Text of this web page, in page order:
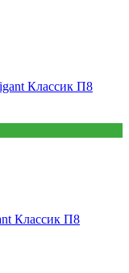
Классик П8